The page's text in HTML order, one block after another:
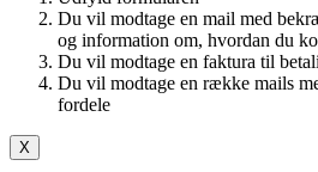
Du vil modtage en mail med
og information om, hvordan du
Du vil modtage en faktura til
Du vil modtage en række mails
fordele
X